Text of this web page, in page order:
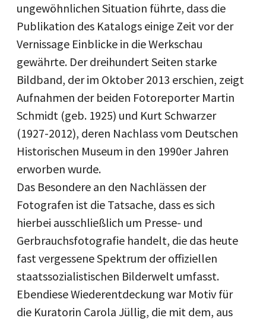
ungewöhnlichen Situation führte, dass die
Publikation des Katalogs einige Zeit vor der
Vernissage Einblicke in die Werkschau
gewährte. Der dreihundert Seiten starke
Bildband, der im Oktober 2013 erschien, zeigt
Aufnahmen der beiden Fotoreporter Martin
Schmidt (geb. 1925) und Kurt Schwarzer
(1927-2012), deren Nachlass vom Deutschen
Historischen Museum in den 1990er Jahren
erworben wurde.
Das Besondere an den Nachlässen der
Fotografen ist die Tatsache, dass es sich
hierbei ausschließlich um Presse- und
Gerbrauchsfotografie handelt, die das heute
fast vergessene Spektrum der offiziellen
staatssozialistischen Bilderwelt umfasst.
Ebendiese Wiederentdeckung war Motiv für
die Kuratorin Carola Jüllig, die mit dem, aus